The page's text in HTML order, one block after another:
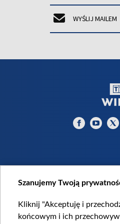
WYŚLIJ MAILEM
Szanujemy Twoją
Kliknij "Akceptuję i
końcowym i ich